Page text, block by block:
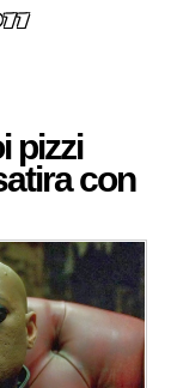
pizzi
con